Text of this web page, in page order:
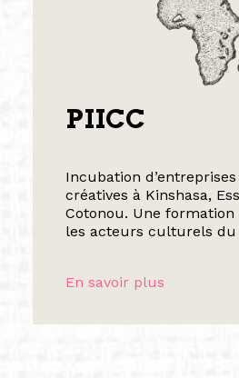
PIICC
Incubation
créatives à Kinshasa,
Cotonou. Une formation
les acteurs culturels du
En savoir plus